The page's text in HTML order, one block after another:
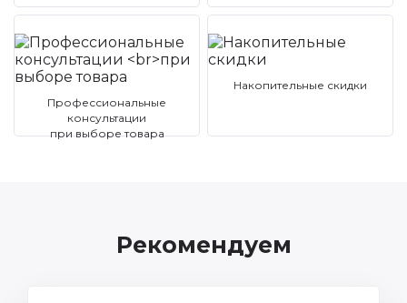
Профессиональные
консультации
при выборе товара
Накопительные скидки
Рекомендуем